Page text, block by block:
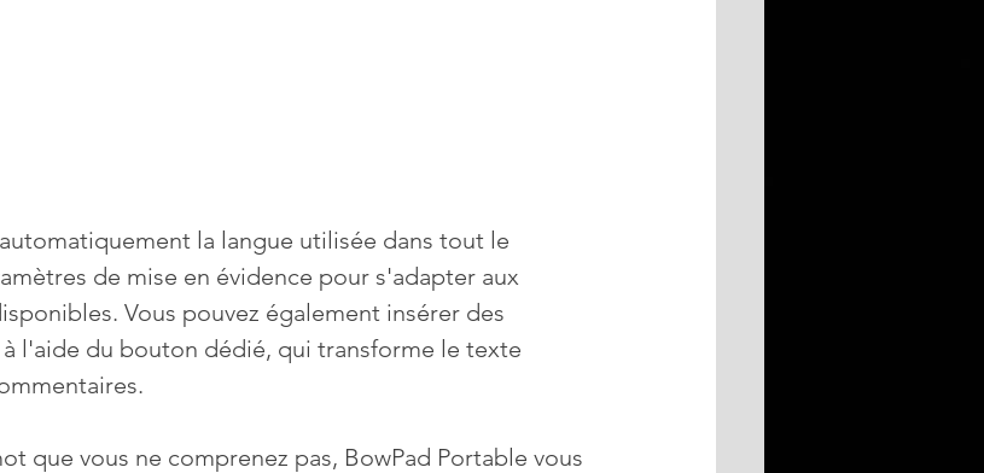
la langue utilisée dans tout le
de mise en évidence pour s'adapter aux
Vous pouvez également insérer des
l'aide du bouton dédié, qui transforme le texte
que vous ne comprenez pas, BowPad Portable vous